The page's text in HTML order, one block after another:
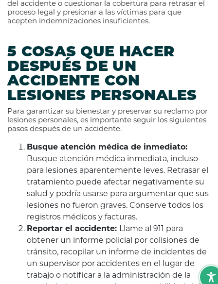
del accidente o cuestionar la cobertura para retrasar el
proceso legal y presionar a las víctimas para que
acepten indemnizaciones insuficientes.
5 COSAS QUE HACER
DESPUÉS DE UN
ACCIDENTE CON
LESIONES PERSONALES
Para garantizar su bienestar y preservar su reclamo por
lesiones personales, es importante seguir los siguientes
pasos después de un accidente.
Busque atención médica de inmediato:
Busque atención médica inmediata, incluso
para lesiones aparentemente leves. Retrasar el
tratamiento puede afectar negativamente su
salud y podría usarse para argumentar que sus
lesiones no fueron graves. Conserve todos los
registros médicos y facturas.
Reportar el accidente: Llame al 911 para
obtener un informe policial por colisiones de
tránsito, recopilar un informe de incidentes de
un supervisor por accidentes en el lugar de
trabajo o notificar a la administración de la